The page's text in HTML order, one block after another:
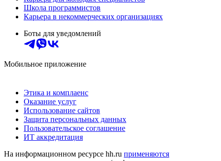
Школа программистов
Карьера в некоммерческих организациях
Боты для уведомлений
Мобильное приложение
Этика и комплаенс
Оказание услуг
Использование сайтов
Защита персональных данных
Пользовательское соглашение
ИТ аккредитация
На информационном ресурсе hh.ru применяются